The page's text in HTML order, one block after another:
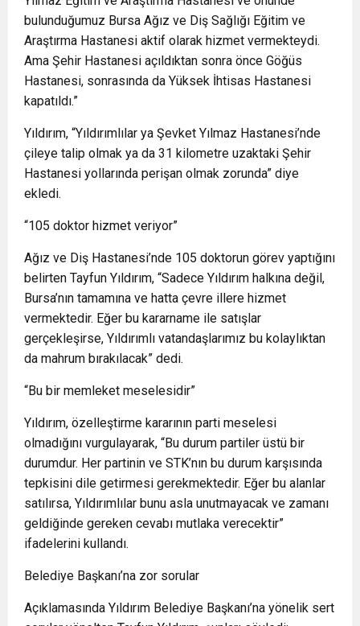
bulunduğumuz Bursa Ağız ve Diş Sağlığı Eğitim ve
Araştırma Hastanesi aktif olarak hizmet vermekteydi.
Ama Şehir Hastanesi açıldıktan sonra önce Göğüs
Hastanesi, sonrasında da Yüksek İhtisas Hastanesi
kapatıldı.”
Yıldırım, “Yıldırımlılar ya Şevket Yılmaz Hastanesi’nde
çileye talip olmak ya da 31 kilometre uzaktaki Şehir
Hastanesi yollarında perişan olmak zorunda” diye
ekledi.
“105 doktor hizmet veriyor”
Ağız ve Diş Hastanesi’nde 105 doktorun görev yaptığını
belirten Tayfun Yıldırım, “Sadece Yıldırım halkına değil,
Bursa’nın tamamına ve hatta çevre illere hizmet
vermektedir. Eğer bu kararname ile satışlar
gerçekleşirse, Yıldırımlı vatandaşlarımız bu kolaylıktan
da mahrum bırakılacak” dedi.
“Bu bir memleket meselesidir”
Yıldırım, özelleştirme kararının parti meselesi
olmadığını vurgulayarak, “Bu durum partiler üstü bir
durumdur. Her partinin ve STK’nın bu durum karşısında
tepkisini dile getirmesi gerekmektedir. Eğer bu alanlar
satılırsa, Yıldırımlılar bunu asla unutmayacak ve zamanı
geldiğinde gereken cevabı mutlaka verecektir”
ifadelerini kullandı.
Belediye Başkanı’na zor sorular
Açıklamasında Yıldırım Belediye Başkanı’na yönelik sert